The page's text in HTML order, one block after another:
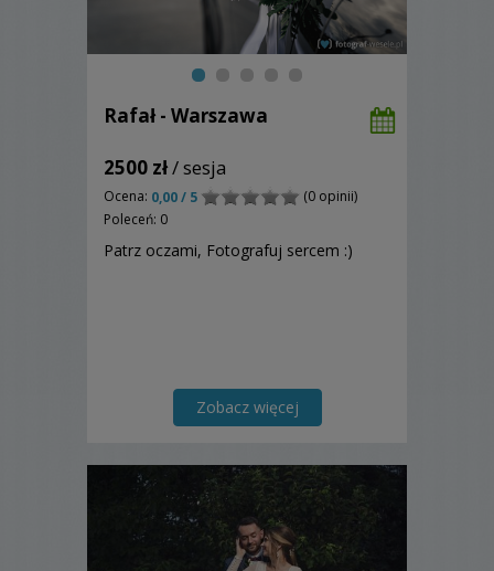
Rafał - Warszawa
2500 zł/ sesja
Ocena: 0,00 / 5
(0 opinii)
Poleceń: 0
Patrz oczami, Fotografuj sercem :)
Zobacz więcej